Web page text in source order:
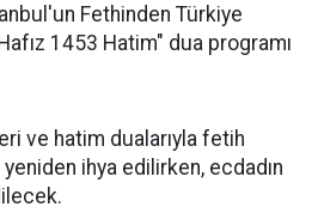
Fethinden Türkiye
1453 Hatim" dua programı
ve hatim dualarıyla fetih
ihya edilirken, ecdadın